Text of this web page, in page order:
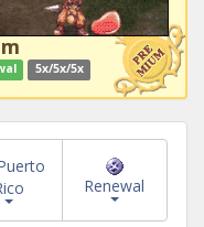
5x/5x/5x
Renewal